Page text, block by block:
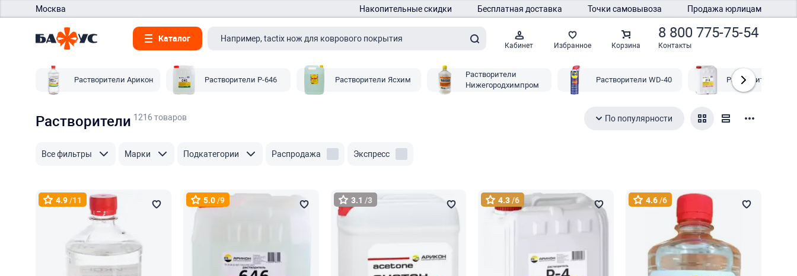
Москва Накопительные скидки Бесплатная доставка Точки самовывоза Продажа юрлицам
Каталог
Кабинет Избранное Корзина
8 800 775-75-54
Контакты
Растворители Арикон Растворители Р-646 Растворители Ясхим
Растворители
Нижегородхимпром
Растворители WD-40 Растворители Р-4
Растворители1216 товаров По популярности
Все фильтры Марки Подкатегории Распродажа Экспресс
4.9/11 5.0/9 3.1 /3 4.3/6 4.6/6